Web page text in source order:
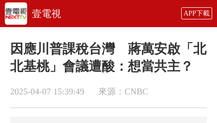
壹電視 APP下載
因應川普課稅台灣 蔣萬安啟「北
北基桃」會議遭酸：想當共主？
2025-04-07 15:39:49 來源：CNBC